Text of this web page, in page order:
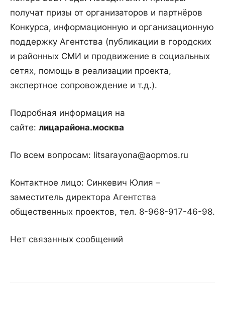
получат призы от организаторов и партнёров
Конкурса, информационную и организационную
поддержку Агентства (публикации в городских
и районных СМИ и продвижение в социальных
сетях, помощь в реализации проекта,
экспертное сопровождение и т.д.).
Подробная информация на
сайте: лицарайона.москва
По всем вопросам: litsarayona@aopmos.ru
Контактное лицо: Синкевич Юлия –
заместитель директора Агентства
общественных проектов, тел. 8-968-917-46-98.
Нет связанных сообщений